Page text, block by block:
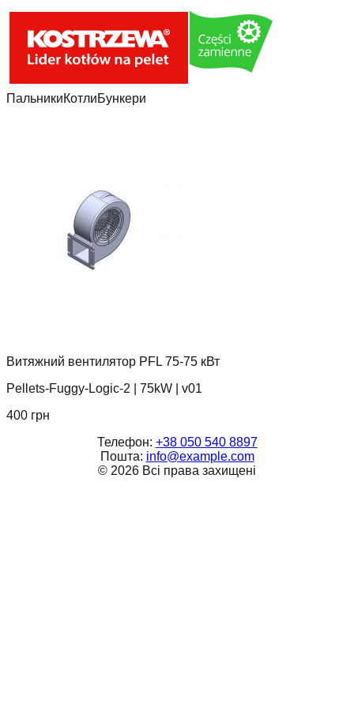
ПальникиКотлиБункери
Витяжний вентилятор PFL 75-75 кВт
Pellets-Fuggy-Logic-2
75kW
v01
400 грн
Телефон: +38 050 540 8897
Пошта: info@example.com
© 2026 Всі права захищені